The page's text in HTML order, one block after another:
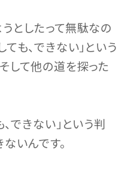
としたって無駄なの
も、できない」という
して他の道を探った
できない」という判
いんです。